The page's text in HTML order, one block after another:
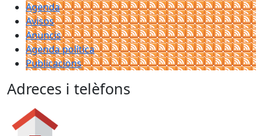
Agenda
Avisos
Anuncis
Agenda política
Publicacions
Adreces i telèfons